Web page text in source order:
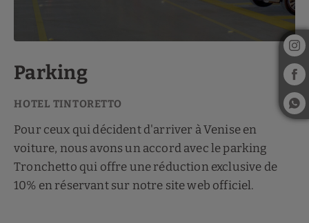
Parking
Pour ceux qui décident d'arriver à Venise en
voiture, nous avons un accord avec le parking
Tronchetto qui offre une réduction exclusive de
10% en réservant sur notre site web officiel.